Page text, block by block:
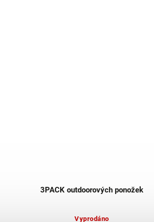
3PACK outdoorových ponožek
Vyprodáno